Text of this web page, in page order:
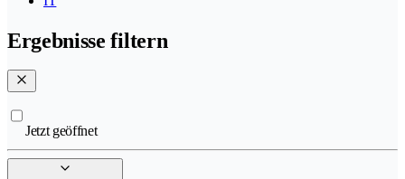
Ergebnisse filtern
Jetzt geöffnet